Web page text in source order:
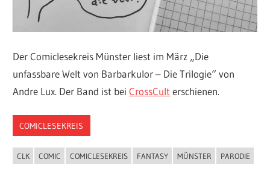
Der Comiclesekreis Münster liest im März „Die
unfassbare Welt von Barbarkulor – Die Trilogie“ von
Andre Lux. Der Band ist beiCrossCult erschienen.
COMICLESEKREIS
CLK COMIC COMICLESEKREIS FANTASY MÜNSTER PARODIE